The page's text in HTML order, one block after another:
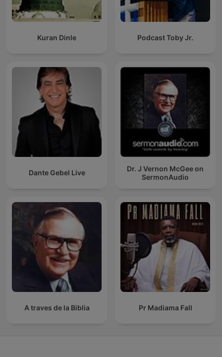
Kuran Dinle Podcast Toby Jr.
Dante Gebel Live
Dr. J Vernon McGee on
SermonAudio
A traves de la Biblia Pr Madiama Fall